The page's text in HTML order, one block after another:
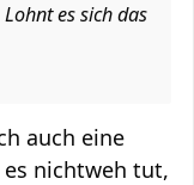
es sich das
auch eine
es nichtweh tut,